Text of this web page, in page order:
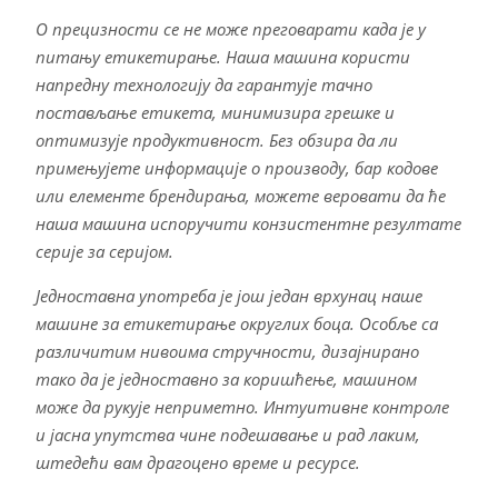
О прецизности се не може преговарати када је у
питању етикетирање. Наша машина користи
напредну технологију да гарантује тачно
постављање етикета, минимизира грешке и
оптимизује продуктивност. Без обзира да ли
примењујете информације о производу, бар кодове
или елементе брендирања, можете веровати да ће
наша машина испоручити конзистентне резултате
серије за серијом.
Једноставна употреба је још један врхунац наше
машине за етикетирање округлих боца. Особље са
различитим нивоима стручности, дизајнирано
тако да је једноставно за коришћење, машином
може да рукује неприметно. Интуитивне контроле
и јасна упутства чине подешавање и рад лаким,
штедећи вам драгоцено време и ресурсе.